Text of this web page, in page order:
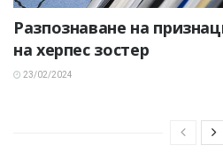
Разпознаване на
на херпес зостер
23/02/2024